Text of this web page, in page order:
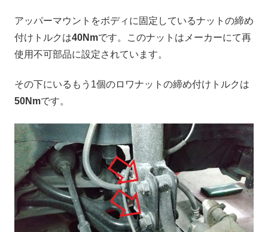
アッパーマウントをボディに固定しているナットの締め
付けトルクは40Nmです。このナットはメーカーにて再
使用不可部品に設定されています。
その下にいるもう1個のロワナットの締め付けトルクは
50Nmです。